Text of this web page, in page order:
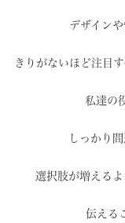
デザイン
きりがないほど注目
私達の
しっかり
選択肢が増えるよ
伝える